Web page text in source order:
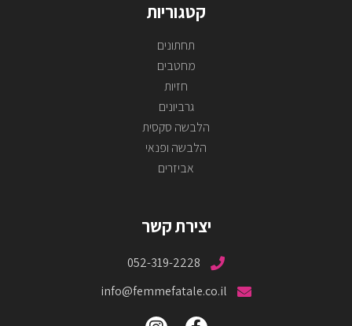
קטגוריות
תחתונים
מחטבים
חזיות
גרביונים
הלבשה סקסית
הלבשה ופנאי
אביזרים
יצירת קשר
052-319-2228
info@femmefatale.co.il